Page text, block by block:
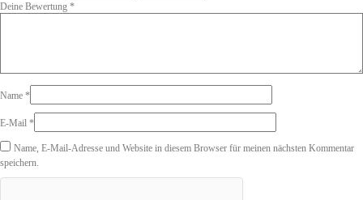
Deine Bewertung *
Name *
E-Mail *
Name, E-Mail-Adresse und Website in diesem Browser für meinen nächsten Kommentar
speichern.